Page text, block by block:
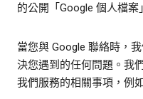
的公開「Google 個人檔
當您與 Google 聯絡時，
決您遇到的任何問題。我
我們服務的相關事項，例